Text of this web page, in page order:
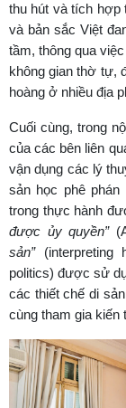
thu hút và tích hợp
và bản sắc Việt
tầm, thông qua
không gian thờ tự,
hoàng ở nhiều địa
Cuối cùng, trong
của các bên liên
vận dụng các lý
sản học phê
trong thực hành
được ủy quyền”
sản”(interpreting
politics) được sử
các thiết chế di
cùng tham gia kiến